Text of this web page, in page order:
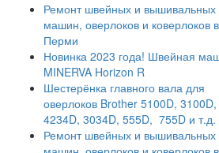
Ремонт швейных и вышивальных
машин, оверлоков и коверлоков в
Перми
Новинка 2023 года! Швейная
MINERVA Horizon R
Шестерёнка главного вала для
оверлоков Brother 5100D, 3100D,
4234D, 3034D, 555D, 755D и т.д.
Ремонт швейных и вышивальных